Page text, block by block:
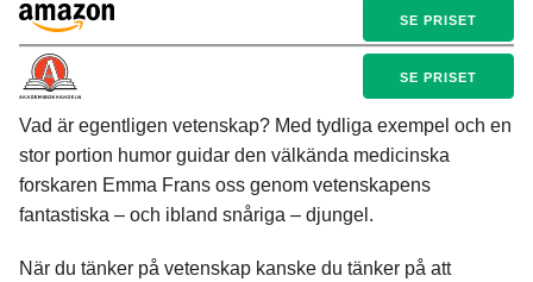
SE PRISET
SE PRISET
Vad är egentligen vetenskap? Med tydliga exempel och en
stor portion humor guidar den välkända medicinska
forskaren Emma Frans oss genom vetenskapens
fantastiska – och ibland snåriga – djungel.
När du tänker på vetenskap kanske du tänker på att